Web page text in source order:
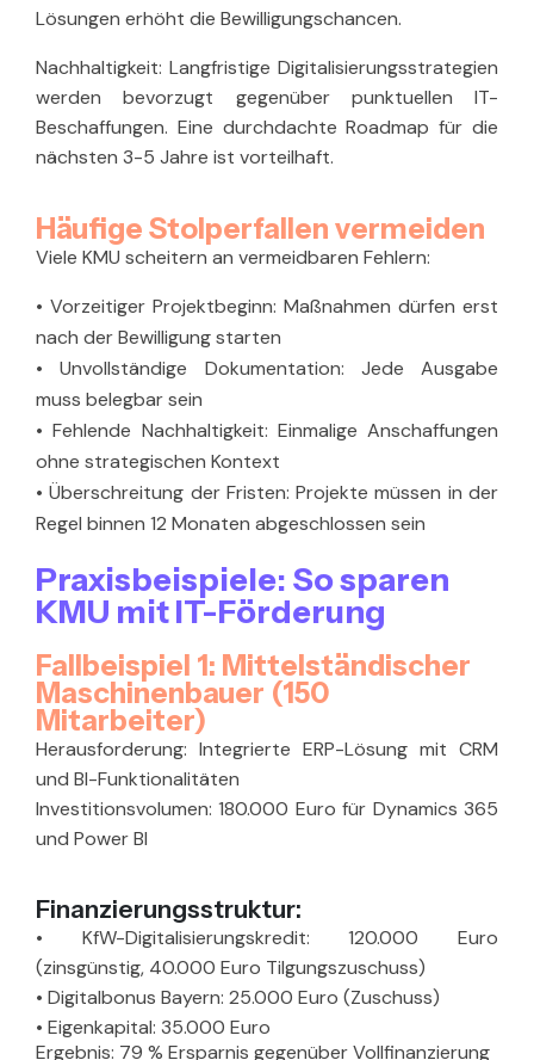
Lösungen erhöht die Bewilligungschancen.
Nachhaltigkeit: Langfristige Digitalisierungsstrategien
werden bevorzugt gegenüber punktuellen IT-
Beschaffungen. Eine durchdachte Roadmap für die
nächsten 3-5 Jahre ist vorteilhaft.
Häufige Stolperfallen vermeiden
Viele KMU scheitern an vermeidbaren Fehlern:
• Vorzeitiger Projektbeginn: Maßnahmen dürfen erst
nach der Bewilligung starten
•Unvollständige Dokumentation: Jede Ausgabe
muss belegbar sein
•Fehlende Nachhaltigkeit: Einmalige Anschaffungen
ohne strategischen Kontext
•Überschreitung der Fristen: Projekte müssen in der
Regel binnen 12 Monaten abgeschlossen sein
Praxisbeispiele: So sparen
KMU mit IT-Förderung
Fallbeispiel 1: Mittelständischer
Maschinenbauer (150
Mitarbeiter)
Herausforderung: Integrierte ERP-Lösung mit CRM
und BI-Funktionalitäten
Investitionsvolumen: 180.000 Euro für Dynamics 365
und Power BI
Finanzierungsstruktur:
• KfW-Digitalisierungskredit: 120.000 Euro
(zinsgünstig, 40.000 Euro Tilgungszuschuss)
• Digitalbonus Bayern: 25.000 Euro (Zuschuss)
• Eigenkapital: 35.000 Euro
Ergebnis: 79 % Ersparnis gegenüber Vollfinanzierung